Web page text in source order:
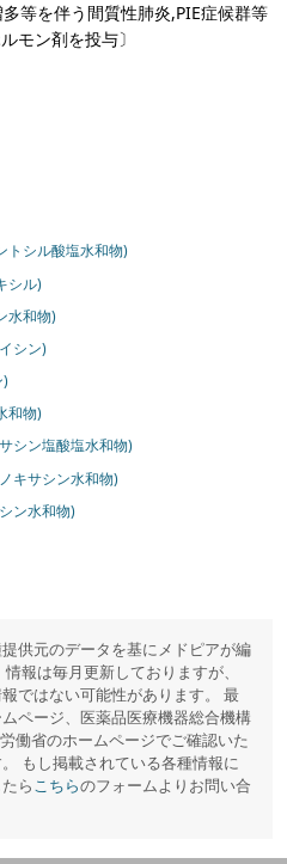
等を伴う間質性肺炎,PIE症候群等
モン剤を投与〕
トシル酸塩水和物)
シル)
水和物)
シン)
)
和物)
シン塩酸塩水和物)
キサシン水和物)
ン水和物)
供元のデータを基にメドピアが編
報は毎月更新しておりますが、
ではない可能性があります。 最
ページ、医薬品医療機器総合機構
働省のホームページでご確認いた
もし掲載されている各種情報に
らこちらのフォームよりお問い合